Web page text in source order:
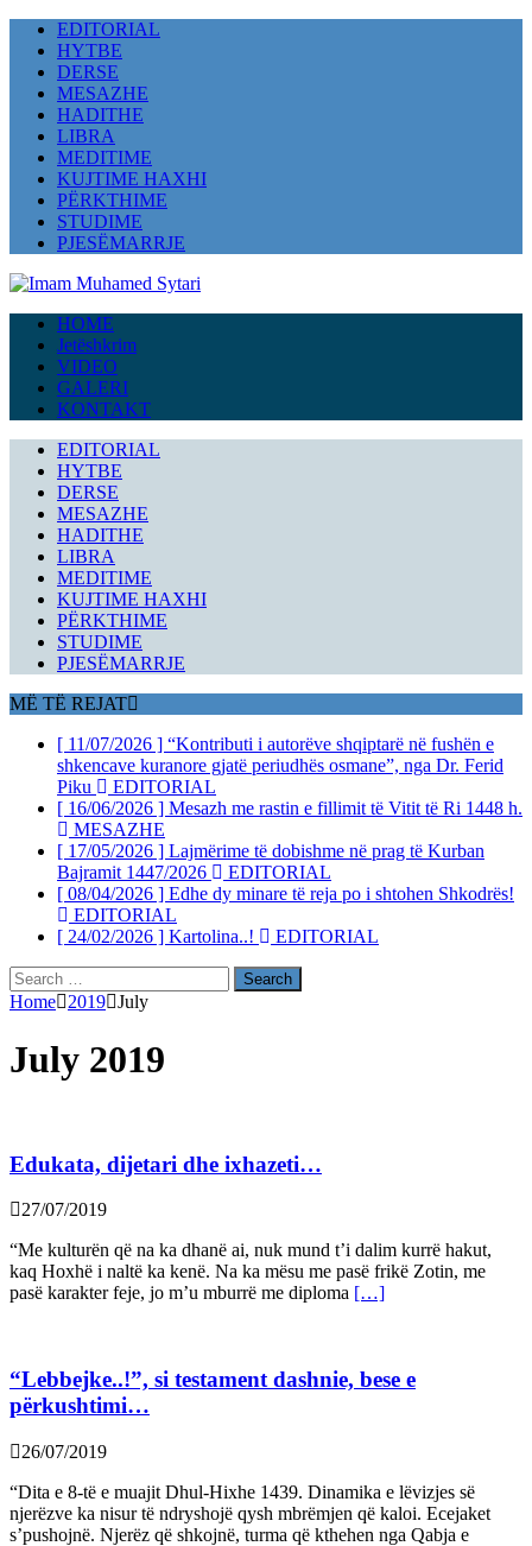
EDITORIAL
HYTBE
DERSE
MESAZHE
HADITHE
LIBRA
MEDITIME
KUJTIME HAXHI
PËRKTHIME
STUDIME
PJESËMARRJE
HOME
Jetëshkrim
VIDEO
GALERI
KONTAKT
EDITORIAL
HYTBE
DERSE
MESAZHE
HADITHE
LIBRA
MEDITIME
KUJTIME HAXHI
PËRKTHIME
STUDIME
PJESËMARRJE
MË TË REJAT
[ 11/07/2026 ] “Kontributi i autorëve shqiptarë në fushën e
shkencave kuranore gjatë periudhës osmane”, nga Dr. Ferid
Piku
EDITORIAL
[ 16/06/2026 ] Mesazh me rastin e fillimit të Vitit të Ri 1448 h.
MESAZHE
[ 17/05/2026 ] Lajmërime të dobishme në prag të Kurban
Bajramit 1447/2026
EDITORIAL
[ 08/04/2026 ] Edhe dy minare të reja po i shtohen Shkodrës!
EDITORIAL
[ 24/02/2026 ] Kartolina..!
EDITORIAL
Search
for:
Home 2019 July
July 2019
Edukata, dijetari dhe ixhazeti…
27/07/2019
“Me kulturën që na ka dhanë ai, nuk mund t’i dalim kurrë hakut,
kaq Hoxhë i naltë ka kenë. Na ka mësu me pasë frikë Zotin, me
pasë karakter feje, jo m’u mburrë me diploma […]
“Lebbejke..!”, si testament dashnie, bese e
përkushtimi…
26/07/2019
“Dita e 8-të e muajit Dhul-Hixhe 1439. Dinamika e lëvizjes së
njerëzve ka nisur të ndryshojë qysh mbrëmjen që kaloi. Ecejaket
s’pushojnë. Njerëz që shkojnë, turma që kthehen nga Qabja e